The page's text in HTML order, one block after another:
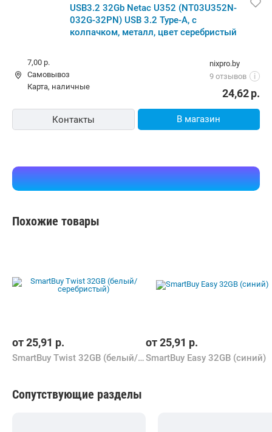
USB3.2 32Gb Netac U352 (NT03U352N-
032G-32PN) USB 3.2 Type-A, с
колпачком, металл, цвет серебристый
nixpro.by
9 отзывов
i
7,00 р.
Самовывоз
карта, наличные
24,62р.
Контакты В магазин
Похожие товары
от25,91 р.
SmartBuy Twist 32GB (белый/серебристый)
от25,91 р.
SmartBuy Easy 32GB (синий)
Сопутствующие разделы